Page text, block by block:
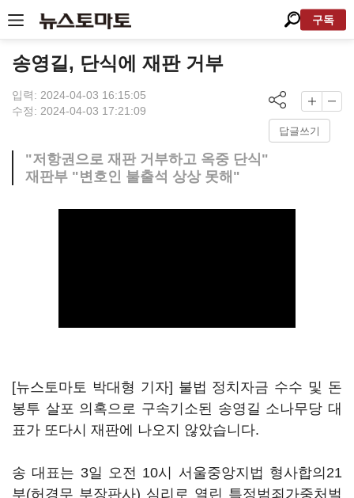
구독
송영길, 단식에 재판 거부
입력: 2024-04-03 16:15:05
수정: 2024-04-03 17:21:09
답글쓰기
"저항권으로 재판 거부하고 옥중 단식"
재판부 "변호인 불출석 상상 못해"
[뉴스토마토 박대형 기자] 불법 정치자금 수수 및 돈
봉투 살포 의혹으로 구속기소된 송영길 소나무당 대
표가 또다시 재판에 나오지 않았습니다.
송 대표는 3일 오전 10시 서울중앙지법 형사합의21
부(허경무 부장판사) 심리로 열린 특정범죄가중처벌